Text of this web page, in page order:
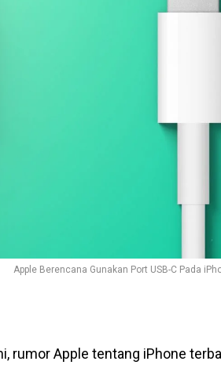
Apple Berencana Gunakan Port USB-C Pada
rumor Apple tentang iPhone